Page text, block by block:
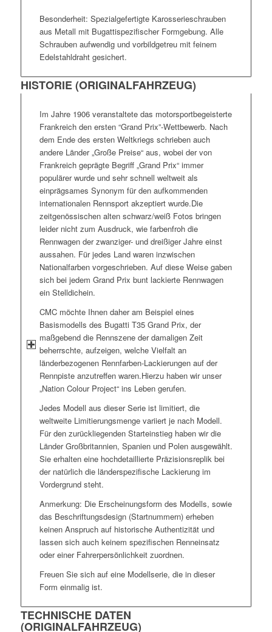
Besonderheit: Spezialgefertigte Karosserieschrauben
aus Metall mit Bugattispezifischer Formgebung. Alle
Schrauben aufwendig und vorbildgetreu mit feinem
Edelstahldraht gesichert.
HISTORIE (ORIGINALFAHRZEUG)
Im Jahre 1906 veranstaltete das motorsportbegeisterte
Frankreich den ersten “Grand Prix”-Wettbewerb. Nach
dem Ende des ersten Weltkriegs schrieben auch
andere Länder „Große Preise“ aus, wobei der von
Frankreich geprägte Begriff „Grand Prix“ immer
populärer wurde und sehr schnell weltweit als
einprägsames Synonym für den aufkommenden
internationalen Rennsport akzeptiert wurde.Die
zeitgenössischen alten schwarz/weiß Fotos bringen
leider nicht zum Ausdruck, wie farbenfroh die
Rennwagen der zwanziger- und dreißiger Jahre einst
aussahen. Für jedes Land waren inzwischen
Nationalfarben vorgeschrieben. Auf diese Weise gaben
sich bei jedem Grand Prix bunt lackierte Rennwagen
ein Stelldichein.
CMC möchte Ihnen daher am Beispiel eines
Basismodells des Bugatti T35 Grand Prix, der
maßgebend die Rennszene der damaligen Zeit
beherrschte, aufzeigen, welche Vielfalt an
länderbezogenen Rennfarben-Lackierungen auf der
Rennpiste anzutreffen waren.Hierzu haben wir unser
„Nation Colour Project“ ins Leben gerufen.
Jedes Modell aus dieser Serie ist limitiert, die
weltweite Limitierungsmenge variiert je nach Modell.
Für den zurückliegenden Starteinstieg haben wir die
Länder Großbritannien, Spanien und Polen ausgewählt.
Sie erhalten eine hochdetaillierte Präzisionsreplik bei
der natürlich die länderspezifische Lackierung im
Vordergrund steht.
Anmerkung: Die Erscheinungsform des Modells, sowie
das Beschriftungsdesign (Startnummern) erheben
keinen Anspruch auf historische Authentizität und
lassen sich auch keinem spezifischen Renneinsatz
oder einer Fahrerpersönlichkeit zuordnen.
Freuen Sie sich auf eine Modellserie, die in dieser
Form einmalig ist.
TECHNISCHE DATEN
(ORIGINALFAHRZEUG)